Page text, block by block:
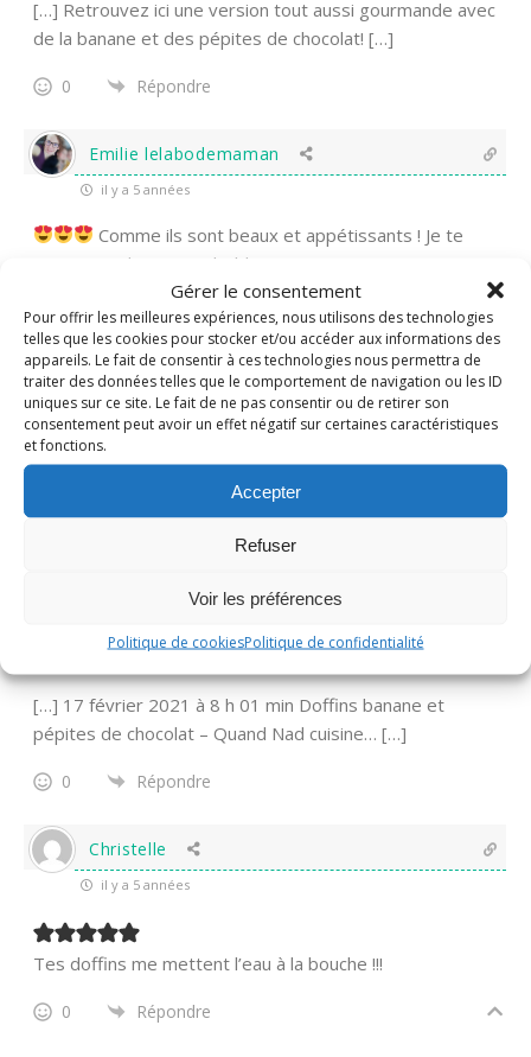
Gérer le consentement
Pour offrir les meilleures expériences, nous utilisons des technologies
telles que les cookies pour stocker et/ou accéder aux informations des
appareils. Le fait de consentir à ces technologies nous permettra de
traiter des données telles que le comportement de navigation ou les ID
uniques sur ce site. Le fait de ne pas consentir ou de retirer son
consentement peut avoir un effet négatif sur certaines caractéristiques
et fonctions.
Accepter
Refuser
Voir les préférences
Politique de cookiesPolitique de confidentialité
[…] Retrouvez ici une version tout aussi gourmande avec
de la banane et des pépites de chocolat! […]
0 Répondre
Emilie lelabodemaman
il y a 5 années
Comme ils sont beaux et appétissants ! Je te
pique une photo pour lin blog. Bisous
0 Répondre
Nadine Administrateur
Répondre àEmilie lelabodemaman il y a 5 années
Merci Emilie pour ta recette qui a fait des heureux ici!
Répondre
(companion ou non)
[…] 17 février 2021 à 8 h 01 min Doffins banane et
pépites de chocolat – Quand Nad cuisine… […]
0 Répondre
Christelle
il y a 5 années
Tes doffins me mettent l’eau à la bouche !!!
0 Répondre